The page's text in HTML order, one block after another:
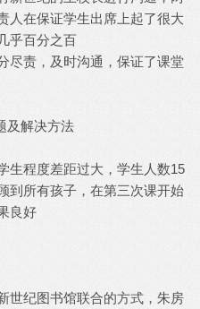
人在保证学生出席上起了很大
乎百分之百
尽责，及时沟通，保证了课堂
及解决方法
生程度差距过大，学生人数15
到所有孩子，在第三次课开始
良好
世纪图书馆联合的方式，朱房